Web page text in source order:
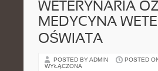
WETERYNARIA
MEDYCYNA
OŚWIATA
POSTED BY ADMIN POSTED
WYŁĄCZONA